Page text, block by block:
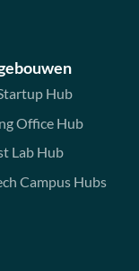
Hub
Office Hub
Lab Hub
Campus Hubs